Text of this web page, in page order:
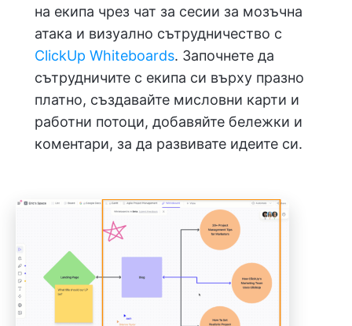
на екипа чрез чат за сесии за мозъчна
атака и визуално сътрудничество с
ClickUp Whiteboards. Започнете да
сътрудничите с екипа си върху празно
платно, създавайте мисловни карти и
работни потоци, добавяйте бележки и
коментари, за да развивате идеите си.